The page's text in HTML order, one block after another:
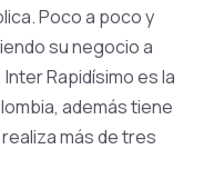
Poco a poco y
su negocio a
Rapidísimo es la
además tiene
más de tres